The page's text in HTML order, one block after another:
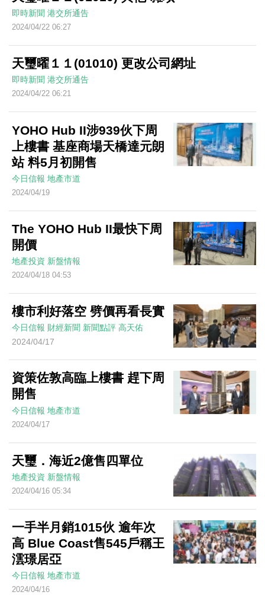
即時新聞 港交所通告
2024/04/22 06:27
天璽曜１１(01010) 更改公司網址
即時新聞 港交所通告
2024/04/22 06:21
YOHO Hub II涉939伙下周
上樓書 基座商場天橋達元朗
站 料5月初開售
今日信報 地產市道
2024/04/19
The YOHO Hub II最快下周
開價
地產投資 新盤情報
2024/04/18 04:53
樓市利好落空 劈價再看長實
今日信報 財經新聞 新聞點評 高天佑
2024/04/17
資策佐敦高臨上樓書 趕下周
開售
今日信報 地產市道
2024/04/17
天璽．海近2億售四單位
地產投資 新盤情報
2024/04/16 05:34
一手半月銷1015伙 逾年次
高 Blue Coast售545戶稱王
澐璟居亞
今日信報 地產市道
2024/04/16